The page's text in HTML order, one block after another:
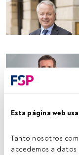
Esta página web
Tanto nosotros
accedemos a